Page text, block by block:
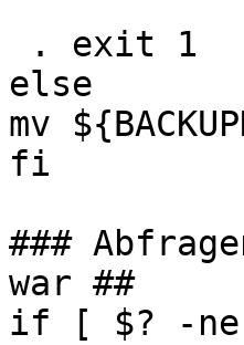
else
mv
fi
###
war ##
if [ $? -